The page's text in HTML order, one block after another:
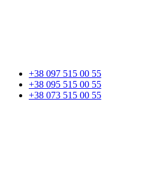
+38 097 515 00 55
+38 095 515 00 55
+38 073 515 00 55